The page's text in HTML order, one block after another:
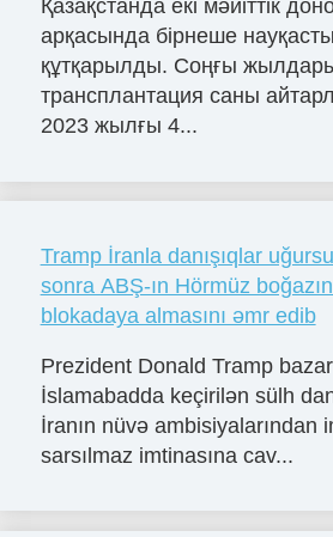
Қазақстанда екі мәйіттік
арқасында бірнеше
құтқарылды. Соңғы
трансплантация саны
2023 жылғы 4...
Tramp İranla danışıqlar
sonra ABŞ-ın Hörmüz
blokadaya almasını əmr edib
Prezident Donald Tramp
İslamabadda keçirilən sülh
İranın nüvə ambisiyalarından
sarsılmaz imtinasına cav...